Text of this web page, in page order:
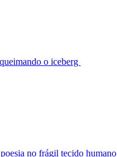
o iceberg
no frágil tecido humano